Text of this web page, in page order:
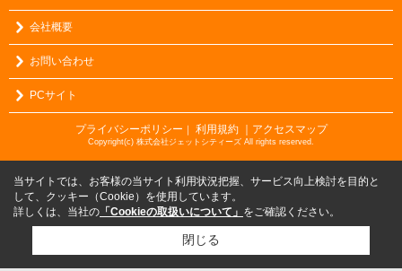
会社概要
お問い合わせ
PCサイト
プライバシーポリシー ｜ 利用規約 ｜アクセスマップ
Copyright(c) 株式会社ジェットシティーズ All rights reserved.
当サイトでは、お客様の当サイト利用状況把握、サービス向上検討を目的と
して、クッキー（Cookie）を使用しています。
詳しくは、当社の 「Cookieの取扱いについて」 をご確認ください。
閉じる